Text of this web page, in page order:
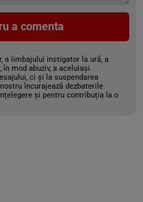
a comenta
a limbajului instigator la ură, a
mod abuziv, a aceluiași
ci și la suspendarea
încurajează dezbaterile
și pentru contribuția la o